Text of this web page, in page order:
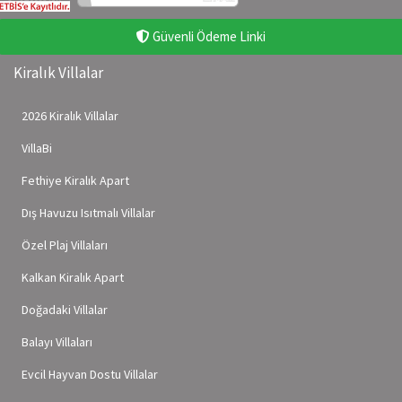
Güvenli Ödeme Linki
Kiralık Villalar
2026 Kiralık Villalar
VillaBi
Fethiye Kiralık Apart
Dış Havuzu Isıtmalı Villalar
Özel Plaj Villaları
Kalkan Kiralık Apart
Doğadaki Villalar
Balayı Villaları
Evcil Hayvan Dostu Villalar